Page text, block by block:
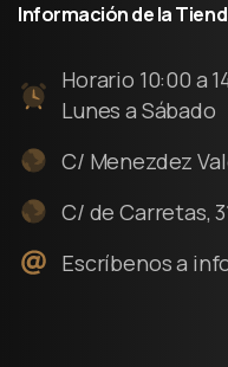
Informacióndela
Horario 10:00 a
Lunes a Sábado
C/ Menezdez
C/ de Carretas,
Escríbenos a